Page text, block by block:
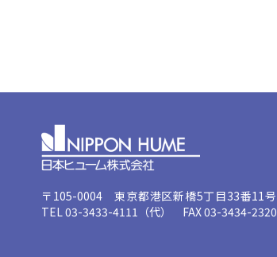
〒105-0004 東京都港区新橋5丁目33番11号
TEL 03-3433-4111（代） FAX 03-3434-2320